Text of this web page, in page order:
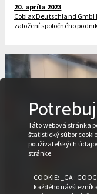
20. apríla 2023
Cobiax Deutschland
založení spoločného
Táto webová stránka
štatistický súbor
používateľských
stránke.
COOKIE: _GA :
každého